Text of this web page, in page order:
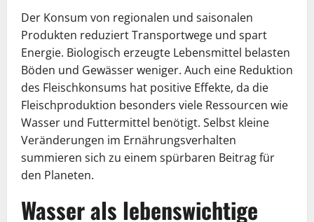
Der Konsum von regionalen und saisonalen
Produkten reduziert Transportwege und spart
Energie. Biologisch erzeugte Lebensmittel belasten
Böden und Gewässer weniger. Auch eine Reduktion
des Fleischkonsums hat positive Effekte, da die
Fleischproduktion besonders viele Ressourcen wie
Wasser und Futtermittel benötigt. Selbst kleine
Veränderungen im Ernährungsverhalten
summieren sich zu einem spürbaren Beitrag für
den Planeten.
Wasser als lebenswichtige